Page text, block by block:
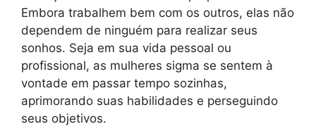
Embora trabalhem bem com os outros, elas não
dependem de ninguém para realizar seus
sonhos. Seja em sua vida pessoal ou
profissional, as mulheres sigma se sentem à
vontade em passar tempo sozinhas,
aprimorando suas habilidades e perseguindo
seus objetivos.